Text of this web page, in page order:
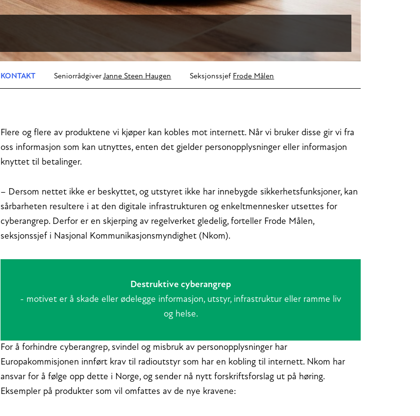
KONTAKT Seniorrådgiver Janne Steen Haugen Seksjonssjef Frode Målen
Flere og flere av produktene vi kjøper kan kobles mot internett. Når vi bruker disse gir vi fra
oss informasjon som kan utnyttes, enten det gjelder personopplysninger eller informasjon
knyttet til betalinger.
– Dersom nettet ikke er beskyttet, og utstyret ikke har innebygde sikkerhetsfunksjoner, kan
sårbarheten resultere i at den digitale infrastrukturen og enkeltmennesker utsettes for
cyberangrep. Derfor er en skjerping av regelverket gledelig, forteller Frode Målen,
seksjonssjef i Nasjonal Kommunikasjonsmyndighet (Nkom).
Destruktive cyberangrep
- motivet er å skade eller ødelegge informasjon, utstyr, infrastruktur eller ramme liv
og helse.
For å forhindre cyberangrep, svindel og misbruk av personopplysninger har
Europakommisjonen innført krav til radioutstyr som har en kobling til internett. Nkom har
ansvar for å følge opp dette i Norge, og sender nå nytt forskriftsforslag ut på høring.
Eksempler på produkter som vil omfattes av de nye kravene: